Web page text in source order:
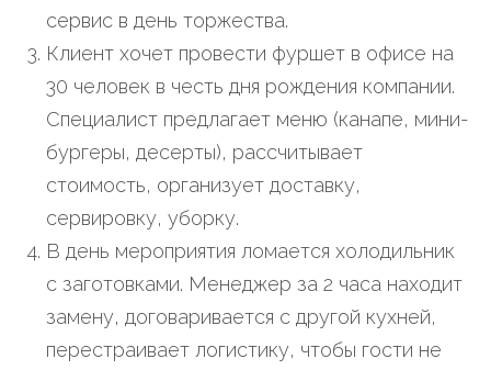
сервис в день торжества.
Клиент хочет провести фуршет в офисе на
30 человек в честь дня рождения компании.
Специалист предлагает меню (канапе, мини-
бургеры, десерты), рассчитывает
стоимость, организует доставку,
сервировку, уборку.
В день мероприятия ломается холодильник
с заготовками. Менеджер за 2 часа находит
замену, договаривается с другой кухней,
перестраивает логистику, чтобы гости не